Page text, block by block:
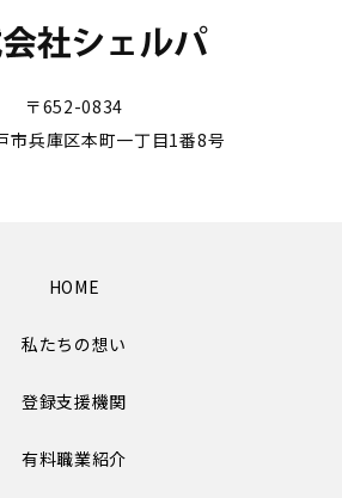
〒652-0834
市兵庫区本町一丁目1番8号
HOME
私たちの想い
登録支援機関
有料職業紹介